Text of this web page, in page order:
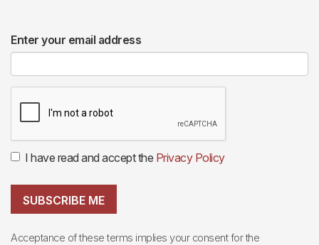
Enter your email address
I have read and accept the Privacy Policy
SUBSCRIBE ME
Acceptance of these terms implies your consent for the